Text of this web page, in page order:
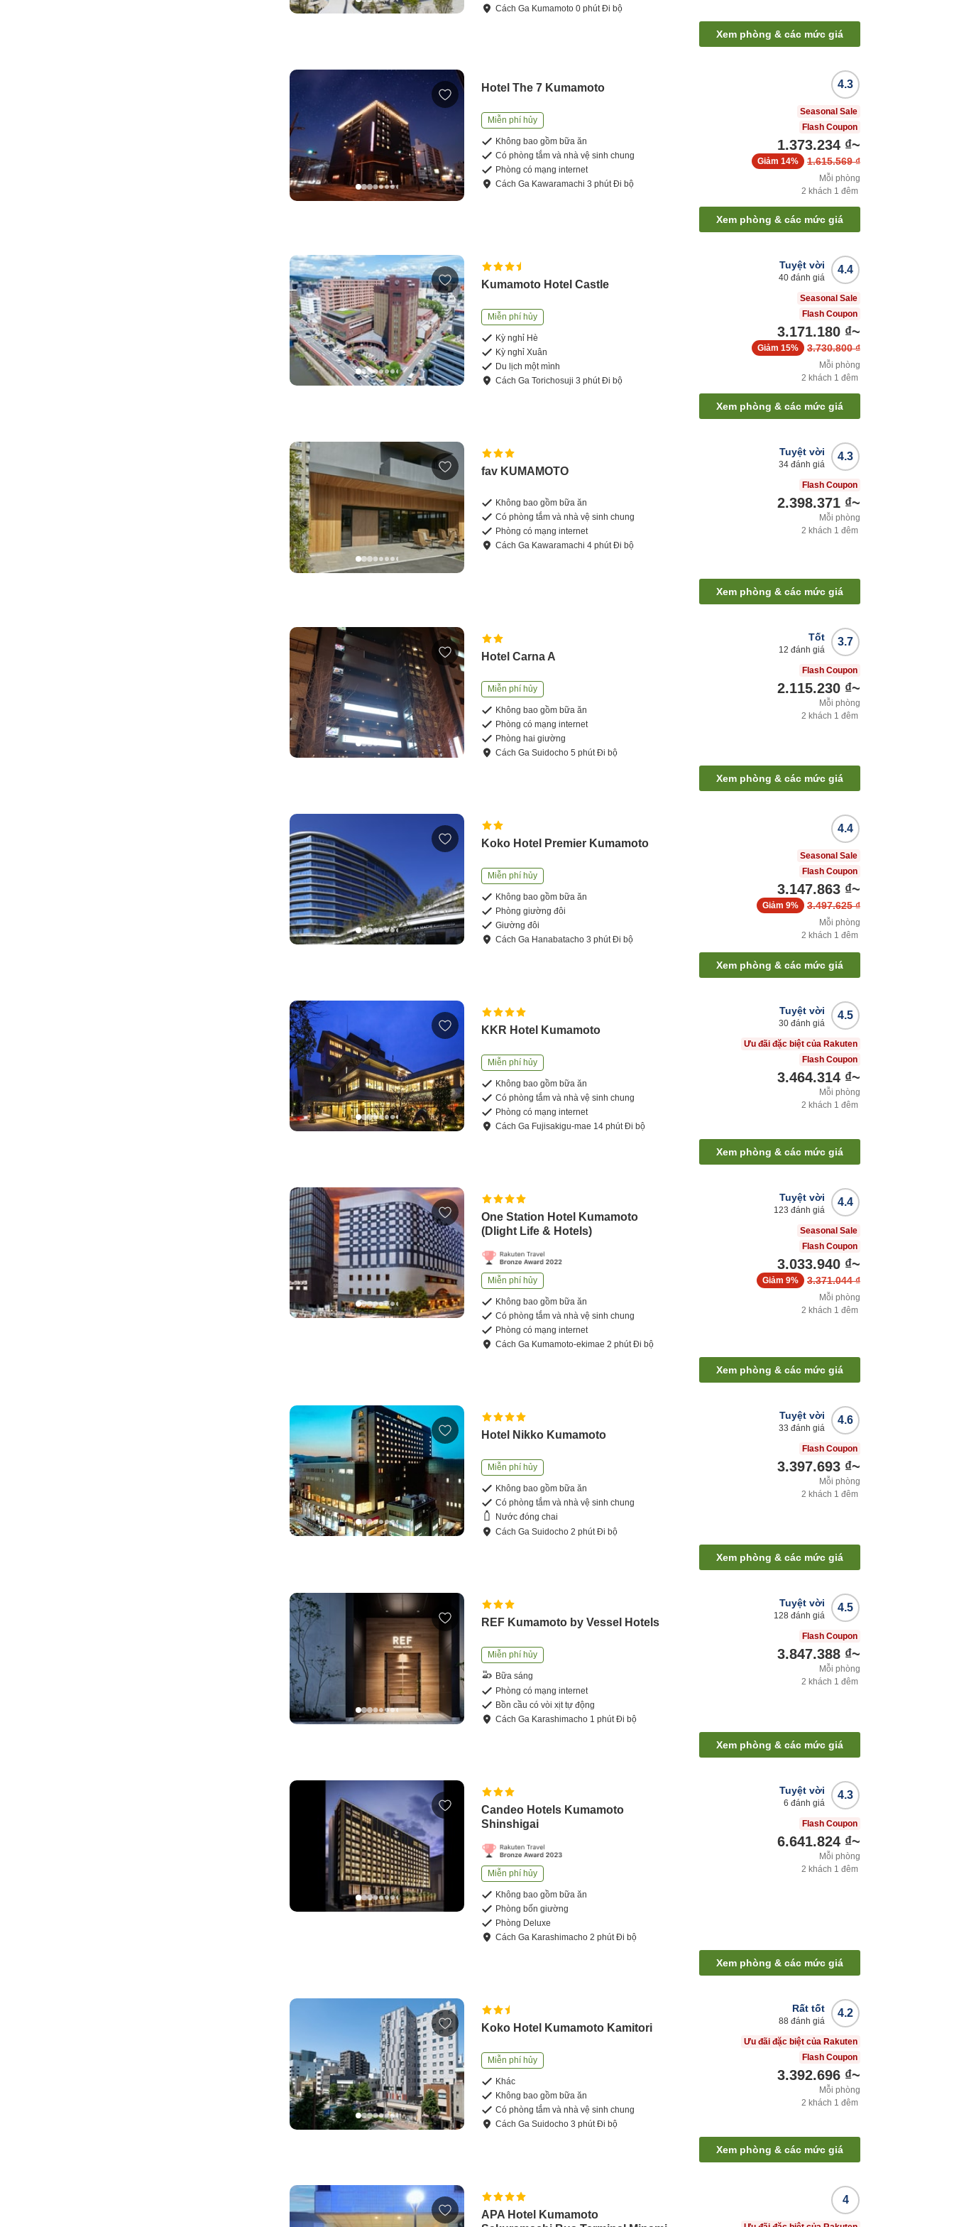
CáchGa Kumamoto 0 phútĐi bộ
Xem phòng & các mức giá
Hotel The 7 Kumamoto
Miễn phí hủy
Không bao gồm bữa ăn
Có phòng tắm và nhà vệ sinh chung
Phòng có mạng internet
CáchGa Kawaramachi 3 phútĐi bộ
4.3
Seasonal Sale
Flash Coupon
1.373.234 ₫~
1.615.569 ₫
Giảm 14%
Mỗi phòng
2 khách 1 đêm
Xem phòng & các mức giá
Kumamoto Hotel Castle
Miễn phí hủy
Kỳ nghỉ Hè
Kỳ nghỉ Xuân
Du lịch một mình
CáchGa Torichosuji 3 phútĐi bộ
4.4
Tuyệt vời
40 đánh giá
Seasonal Sale
Flash Coupon
3.171.180 ₫~
3.730.800 ₫
Giảm 15%
Mỗi phòng
2 khách 1 đêm
Xem phòng & các mức giá
fav KUMAMOTO
Không bao gồm bữa ăn
Có phòng tắm và nhà vệ sinh chung
Phòng có mạng internet
CáchGa Kawaramachi 4 phútĐi bộ
4.3
Tuyệt vời
34 đánh giá
Flash Coupon
2.398.371 ₫~
Mỗi phòng
2 khách 1 đêm
Xem phòng & các mức giá
Hotel Carna A
Miễn phí hủy
Không bao gồm bữa ăn
Phòng có mạng internet
Phòng hai giường
CáchGa Suidocho 5 phútĐi bộ
3.7
Tốt
12 đánh giá
Flash Coupon
2.115.230 ₫~
Mỗi phòng
2 khách 1 đêm
Xem phòng & các mức giá
Koko Hotel Premier Kumamoto
Miễn phí hủy
Không bao gồm bữa ăn
Phòng giường đôi
Giường đôi
CáchGa Hanabatacho 3 phútĐi bộ
4.4
Seasonal Sale
Flash Coupon
3.147.863 ₫~
3.497.625 ₫
Giảm 9%
Mỗi phòng
2 khách 1 đêm
Xem phòng & các mức giá
KKR Hotel Kumamoto
Miễn phí hủy
Không bao gồm bữa ăn
Có phòng tắm và nhà vệ sinh chung
Phòng có mạng internet
CáchGa Fujisakigu-mae 14 phútĐi bộ
4.5
Tuyệt vời
30 đánh giá
Ưu đãi đặc biệt của Rakuten
Flash Coupon
3.464.314 ₫~
Mỗi phòng
2 khách 1 đêm
Xem phòng & các mức giá
One Station Hotel Kumamoto
(Dlight Life & Hotels)
Miễn phí hủy
Không bao gồm bữa ăn
Có phòng tắm và nhà vệ sinh chung
Phòng có mạng internet
CáchGa Kumamoto-ekimae 2 phútĐi bộ
4.4
Tuyệt vời
123 đánh giá
Seasonal Sale
Flash Coupon
3.033.940 ₫~
3.371.044 ₫
Giảm 9%
Mỗi phòng
2 khách 1 đêm
Xem phòng & các mức giá
Hotel Nikko Kumamoto
Miễn phí hủy
Không bao gồm bữa ăn
Có phòng tắm và nhà vệ sinh chung
Nước đóng chai
CáchGa Suidocho 2 phútĐi bộ
4.6
Tuyệt vời
33 đánh giá
Flash Coupon
3.397.693 ₫~
Mỗi phòng
2 khách 1 đêm
Xem phòng & các mức giá
REF Kumamoto by Vessel Hotels
Miễn phí hủy
Bữa sáng
Phòng có mạng internet
Bồn cầu có vòi xịt tự động
CáchGa Karashimacho 1 phútĐi bộ
4.5
Tuyệt vời
128 đánh giá
Flash Coupon
3.847.388 ₫~
Mỗi phòng
2 khách 1 đêm
Xem phòng & các mức giá
Candeo Hotels Kumamoto
Shinshigai
Miễn phí hủy
Không bao gồm bữa ăn
Phòng bốn giường
Phòng Deluxe
CáchGa Karashimacho 2 phútĐi bộ
4.3
Tuyệt vời
6 đánh giá
Flash Coupon
6.641.824 ₫~
Mỗi phòng
2 khách 1 đêm
Xem phòng & các mức giá
Koko Hotel Kumamoto Kamitori
Miễn phí hủy
Khác
Không bao gồm bữa ăn
Có phòng tắm và nhà vệ sinh chung
CáchGa Suidocho 3 phútĐi bộ
4.2
Rất tốt
88 đánh giá
Ưu đãi đặc biệt của Rakuten
Flash Coupon
3.392.696 ₫~
Mỗi phòng
2 khách 1 đêm
Xem phòng & các mức giá
APA Hotel Kumamoto
4